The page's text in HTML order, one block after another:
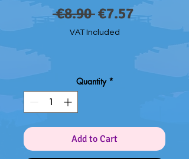
€8.90 Regular
Price
€7.57Sale
Price
VAT Included
Quantity *
Add to Cart